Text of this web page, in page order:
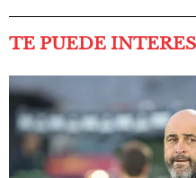
TE PUEDE